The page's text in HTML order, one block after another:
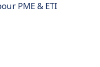
PME & ETI